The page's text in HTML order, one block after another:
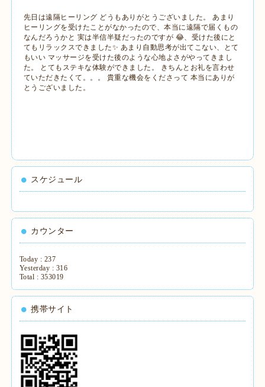
先日は遠隔ヒーリング どうもありがとうございました。 あまり
ヒーリングを受けたことがなかったので、本当に遠隔で届くもの
なんだろうかと 実は半信半疑だったのですが 😂、受けた後にと
てもリラックスできました✨ あまり自動思考が出てこない、とて
もいい マッサージを受けた後のような心地よさがやってきまし
た。 とてもステキな体験ができました。 きちんとお礼を言わせ
ていただきたくて。。。 貴重な機会をくださって 本当にありが
とうございました。
スケジュール
カウンター
Today : 237
Yesterday : 316
Total : 353019
携帯サイト